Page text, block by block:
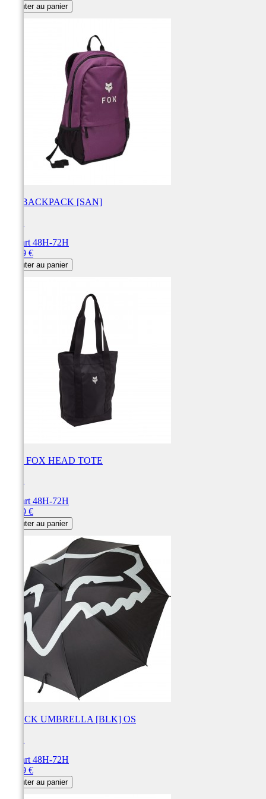
Ajouter au panier
180 BACKPACK [SAN]
Départ 48H-72H
59,99 €
Ajouter au panier
SAC FOX HEAD TOTE
Départ 48H-72H
59,99 €
Ajouter au panier
TRACK UMBRELLA [BLK] OS
Départ 48H-72H
59,99 €
Ajouter au panier